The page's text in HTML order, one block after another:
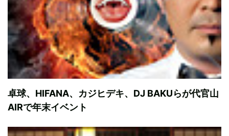
卓球、HIFANA、カジヒデキ、DJ BAKUらが代官山
AIRで年末イベント